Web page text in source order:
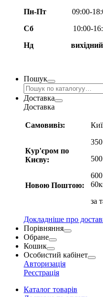
Пн-Пт
09:00-
Сб
10:00-
Нд вихідний
Пошук
Доставка
Доставка
Самовивіз:
Кур'єром по
Києву:
Новою Поштою:
за
Докладніше про
Порівняння
Обране
Кошик
Особистий кабінет
Авторизація
Реєстрація
Каталог товарів